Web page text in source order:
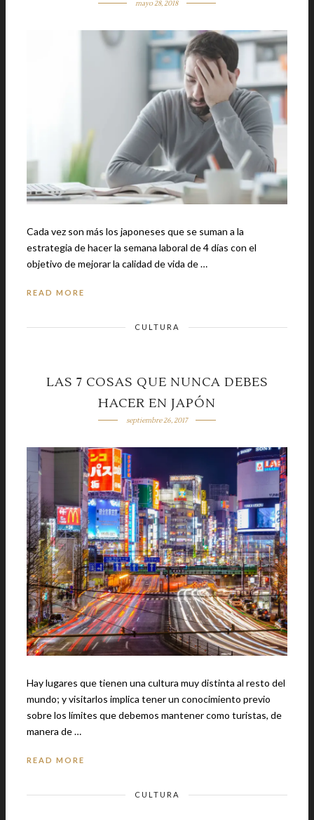
mayo 28, 2018
Cada vez son más los japoneses que se suman a la
estrategia de hacer la semana laboral de 4 días con el
objetivo de mejorar la calidad de vida de …
READ MORE
CULTURA
LAS 7 COSAS QUE NUNCA DEBES
HACER EN JAPÓN
septiembre 26, 2017
Hay lugares que tienen una cultura muy distinta al resto del
mundo; y visitarlos implica tener un conocimiento previo
sobre los límites que debemos mantener como turistas, de
manera de …
READ MORE
CULTURA